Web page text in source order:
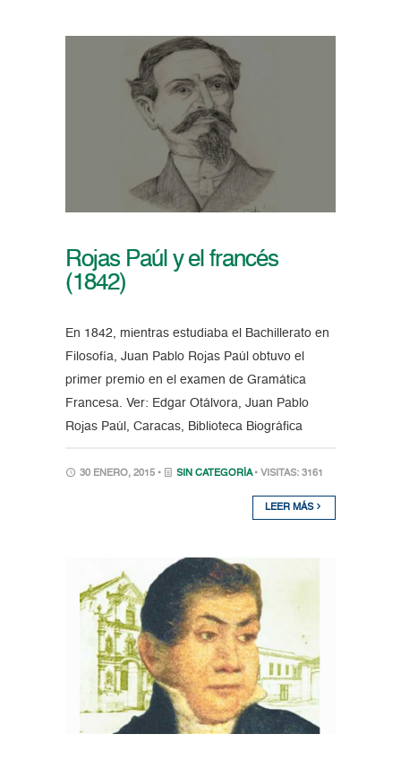
Rojas Paúl y el francés
(1842)
En 1842, mientras estudiaba el Bachillerato en
Filosofía, Juan Pablo Rojas Paúl obtuvo el
primer premio en el examen de Gramática
Francesa. Ver: Edgar Otálvora, Juan Pablo
Rojas Paúl, Caracas, Biblioteca Biográfica
30 ENERO, 2015 • SIN CATEGORÍA • VISITAS: 3161
LEER MÁS